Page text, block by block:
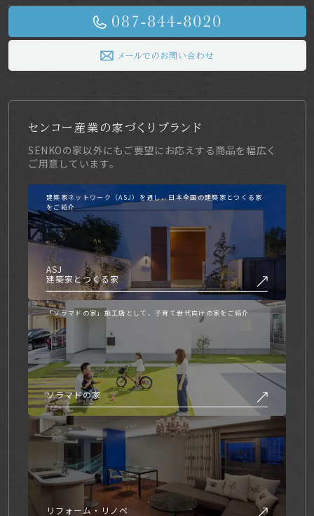
メールでのお問い合わせ
センコー産業の家づくりブランド
SENKOの家以外にもご要望にお応えする商品を幅広く
ご用意しています。
建築家ネットワーク（ASJ）を通し、日本全国の建築家とつくる家
をご紹介
ASJ
建築家とつくる家
「ソラマドの家」施工店として、子育て世代向けの家をご紹介
ソラマドの家
リフォーム・リノベ